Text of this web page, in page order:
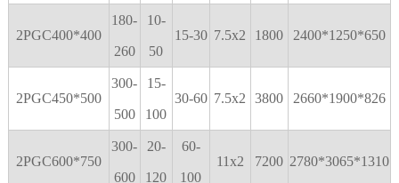
2PGC400*400
180-
260
10-
50
15-30 7.5x2 1800 2400*1250*650
2PGC450*500
300-
500
15-
100
30-60 7.5x2 3800 2660*1900*826
2PGC600*750
300-
600
20-
120
60-
100
11x2 7200 2780*3065*1310